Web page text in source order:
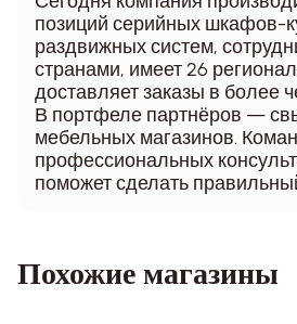
позиций серийных шкафов-
раздвижных систем,
странами, имеет 26
доставляет заказы в более
В портфеле партнёров —
мебельных магазинов.
профессиональных
поможет сделать
Похожие магазины